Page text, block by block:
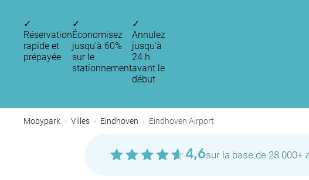
✓
Réservation
rapide et
prépayée
✓
Économisez
jusqu'à 60%
sur le
stationnement
✓
Annulez
jusqu’à
24 h
avant le
début
Mobypark Villes Eindhoven Eindhoven Airport
4,6sur la base de 28